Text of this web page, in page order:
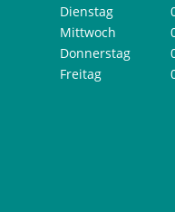
Dienstag
Mittwoch
Donnerstag
Freitag